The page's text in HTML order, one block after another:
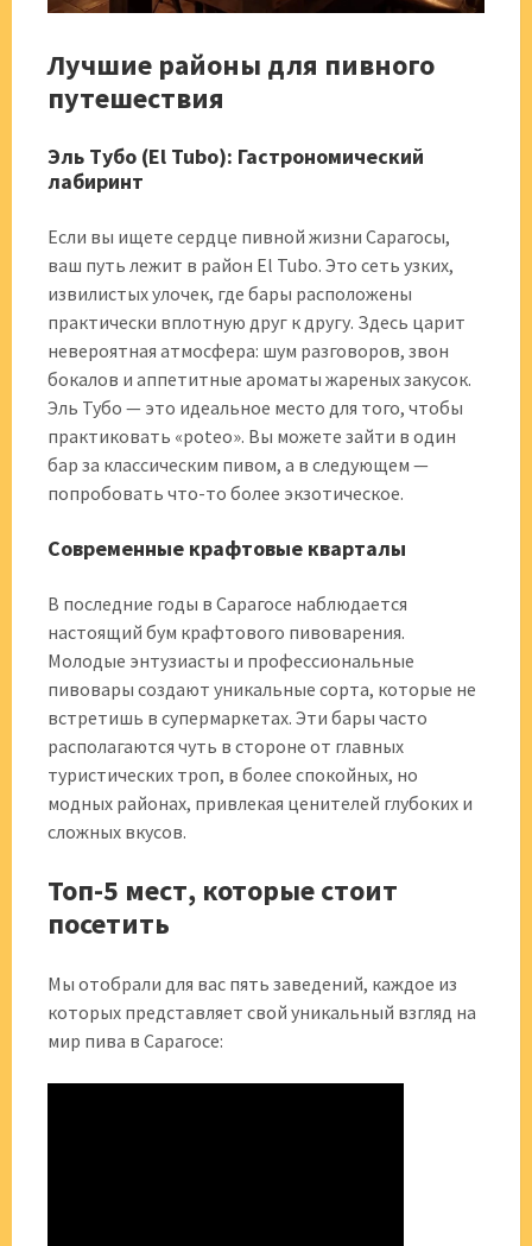
Лучшие районы для пивного
путешествия
Эль Тубо (El Tubo): Гастрономический
лабиринт
Если вы ищете сердце пивной жизни Сарагосы,
ваш путь лежит в район El Tubo. Это сеть узких,
извилистых улочек, где бары расположены
практически вплотную друг к другу. Здесь царит
невероятная атмосфера: шум разговоров, звон
бокалов и аппетитные ароматы жареных закусок.
Эль Тубо — это идеальное место для того, чтобы
практиковать «poteo». Вы можете зайти в один
бар за классическим пивом, а в следующем —
попробовать что-то более экзотическое.
Современные крафтовые кварталы
В последние годы в Сарагосе наблюдается
настоящий бум крафтового пивоварения.
Молодые энтузиасты и профессиональные
пивовары создают уникальные сорта, которые не
встретишь в супермаркетах. Эти бары часто
располагаются чуть в стороне от главных
туристических троп, в более спокойных, но
модных районах, привлекая ценителей глубоких и
сложных вкусов.
Топ-5 мест, которые стоит
посетить
Мы отобрали для вас пять заведений, каждое из
которых представляет свой уникальный взгляд на
мир пива в Сарагосе: